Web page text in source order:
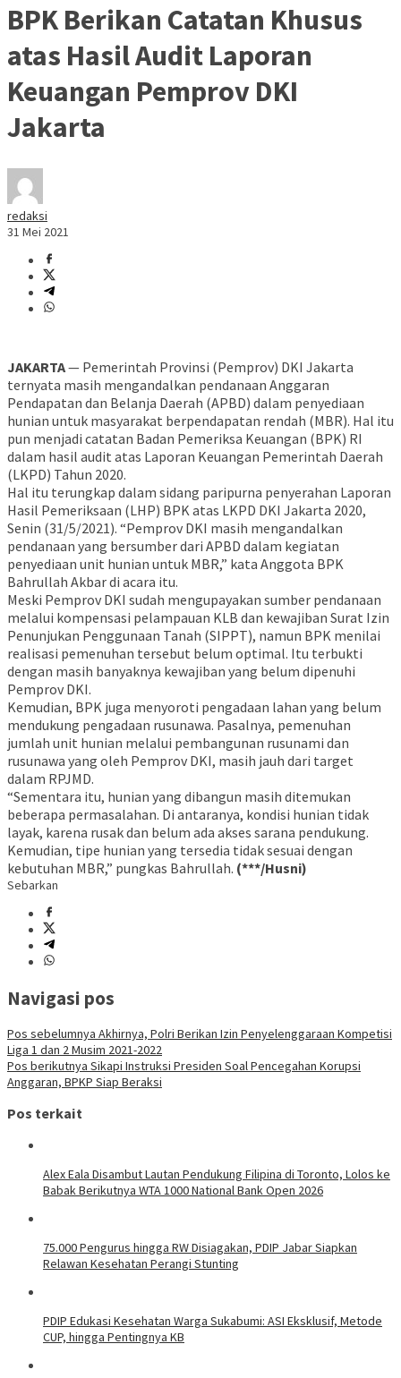
BPK Berikan Catatan Khusus
atas Hasil Audit Laporan
Keuangan Pemprov DKI
Jakarta
redaksi
31 Mei 2021
JAKARTA— Pemerintah Provinsi (Pemprov) DKI Jakarta
ternyata masih mengandalkan pendanaan Anggaran
Pendapatan dan Belanja Daerah (APBD) dalam penyediaan
hunian untuk masyarakat berpendapatan rendah (MBR). Hal itu
pun menjadi catatan Badan Pemeriksa Keuangan (BPK) RI
dalam hasil audit atas Laporan Keuangan Pemerintah Daerah
(LKPD) Tahun 2020.
Hal itu terungkap dalam sidang paripurna penyerahan Laporan
Hasil Pemeriksaan (LHP) BPK atas LKPD DKI Jakarta 2020,
Senin (31/5/2021). “Pemprov DKI masih mengandalkan
pendanaan yang bersumber dari APBD dalam kegiatan
penyediaan unit hunian untuk MBR,” kata Anggota BPK
Bahrullah Akbar di acara itu.
Meski Pemprov DKI sudah mengupayakan sumber pendanaan
melalui kompensasi pelampauan KLB dan kewajiban Surat Izin
Penunjukan Penggunaan Tanah (SIPPT), namun BPK menilai
realisasi pemenuhan tersebut belum optimal. Itu terbukti
dengan masih banyaknya kewajiban yang belum dipenuhi
Pemprov DKI.
Kemudian, BPK juga menyoroti pengadaan lahan yang belum
mendukung pengadaan rusunawa. Pasalnya, pemenuhan
jumlah unit hunian melalui pembangunan rusunami dan
rusunawa yang oleh Pemprov DKI, masih jauh dari target
dalam RPJMD.
“Sementara itu, hunian yang dibangun masih ditemukan
beberapa permasalahan. Di antaranya, kondisi hunian tidak
layak, karena rusak dan belum ada akses sarana pendukung.
Kemudian, tipe hunian yang tersedia tidak sesuai dengan
kebutuhan MBR,” pungkas Bahrullah. (***/Husni)
Sebarkan
Navigasi pos
Pos sebelumnya Akhirnya, Polri Berikan Izin Penyelenggaraan Kompetisi
Liga 1 dan 2 Musim 2021-2022
Pos berikutnya Sikapi Instruksi Presiden Soal Pencegahan Korupsi
Anggaran, BPKP Siap Beraksi
Pos terkait
Alex Eala Disambut Lautan Pendukung Filipina di Toronto, Lolos ke
Babak Berikutnya WTA 1000 National Bank Open 2026
75.000 Pengurus hingga RW Disiagakan, PDIP Jabar Siapkan
Relawan Kesehatan Perangi Stunting
PDIP Edukasi Kesehatan Warga Sukabumi: ASI Eksklusif, Metode
CUP, hingga Pentingnya KB